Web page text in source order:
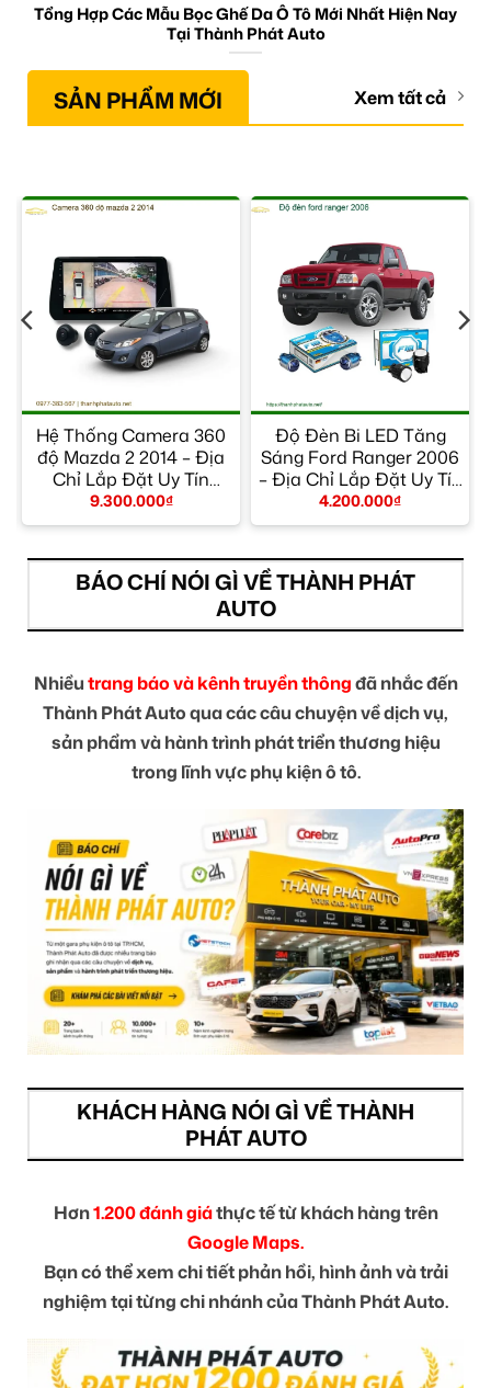
Tổng Hợp Các Mẫu Bọc Ghế Da Ô Tô Mới Nhất Hiện Nay
Tại Thành Phát Auto
SẢN PHẨM MỚI Xem tất cả
Hệ Thống Camera 360
độ Mazda 2 2014 – Địa
Chỉ Lắp Đặt Uy Tín
TPHCM
9.300.000₫
Độ Đèn Bi LED Tăng
Sáng Ford Ranger 2006
– Địa Chỉ Lắp Đặt Uy Tín
TPHCM
4.200.000₫
BÁO CHÍ NÓI GÌ VỀ THÀNH PHÁT
AUTO
Nhiềutrang báo và kênh truyền thôngđã nhắc đến
Thành Phát Auto qua các câu chuyện về dịch vụ,
sản phẩm và hành trình phát triển thương hiệu
trong lĩnh vực phụ kiện ô tô.
KHÁCH HÀNG NÓI GÌ VỀ THÀNH
PHÁT AUTO
Hơn1.200 đánh giáthực tế từ khách hàng trên
Google Maps.
Bạn có thể xem chi tiết phản hồi, hình ảnh và trải
nghiệm tại từng chi nhánh của Thành Phát Auto.